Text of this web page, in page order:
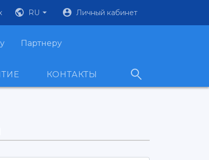
RU Личный кабинет
Партнеру
КОНТАКТЫ